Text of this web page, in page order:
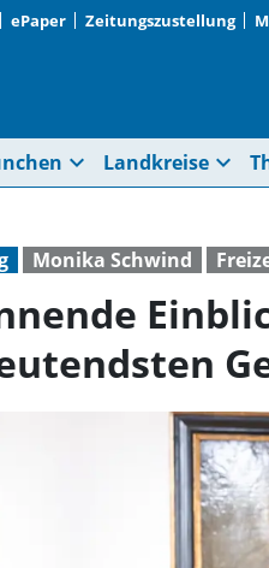
ePaper Zeitungszustellung
expand_more Landkreise expand_more
Monika Schwind